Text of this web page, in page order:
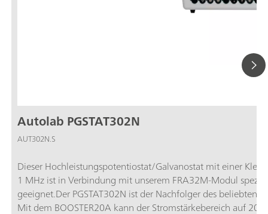
Autolab PGSTAT302N
AUT302N.S
Dieser Hochleistungspotentiostat/Galvanostat mit einer
1 MHz ist in Verbindung mit unserem FRA32M-Modul
geeignet.Der PGSTAT302N ist der Nachfolger des beliebten
Mit dem BOOSTER20A kann der Stromstärkebereich auf